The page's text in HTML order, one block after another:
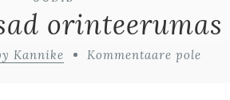
orinteerumas
Kannike Kommentaare pole